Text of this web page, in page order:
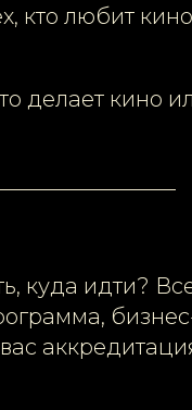
кто любит
делает кино
куда идти?